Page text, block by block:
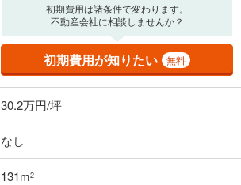
初期費用は諸条件で変わります。
不動産会社に相談しませんか？
初期費用が知りたい 無料
30.2万円/坪
なし
131m2